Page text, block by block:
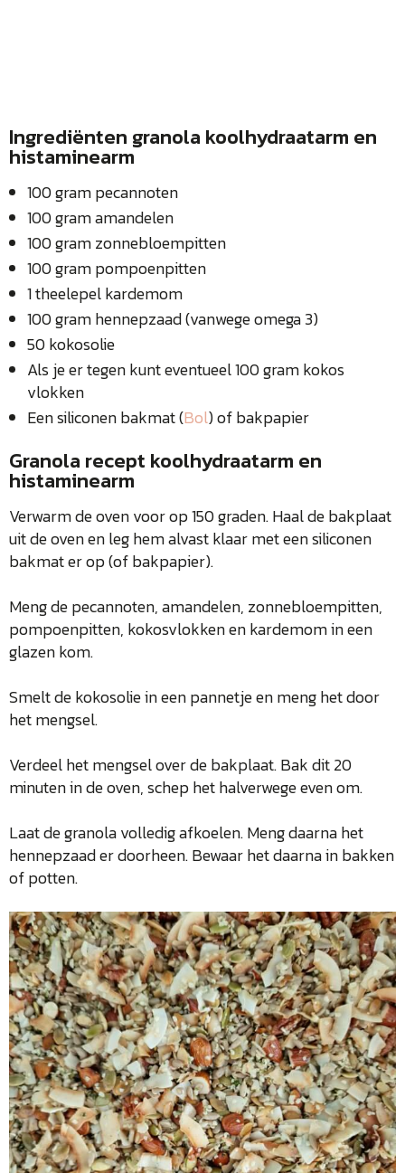
Ingrediënten granola koolhydraatarm en
histaminearm
100 gram pecannoten
100 gram amandelen
100 gram zonnebloempitten
100 gram pompoenpitten
1 theelepel kardemom
100 gram hennepzaad (vanwege omega 3)
50 kokosolie
Als je er tegen kunt eventueel 100 gram kokos
vlokken
Een siliconen bakmat (Bol) of bakpapier
Granola recept koolhydraatarm en
histaminearm
Verwarm de oven voor op 150 graden. Haal de bakplaat
uit de oven en leg hem alvast klaar met een siliconen
bakmat er op (of bakpapier).
Meng de pecannoten, amandelen, zonnebloempitten,
pompoenpitten, kokosvlokken en kardemom in een
glazen kom.
Smelt de kokosolie in een pannetje en meng het door
het mengsel.
Verdeel het mengsel over de bakplaat. Bak dit 20
minuten in de oven, schep het halverwege even om.
Laat de granola volledig afkoelen. Meng daarna het
hennepzaad er doorheen. Bewaar het daarna in bakken
of potten.